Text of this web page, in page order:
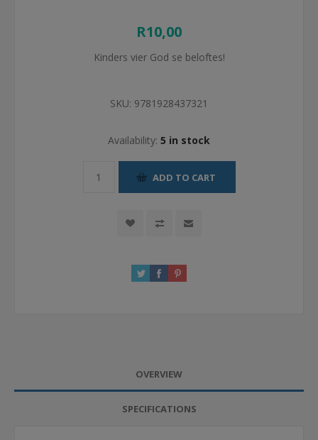
R10,00
Kinders vier God se beloftes!
SKU: 9781928437321
Availability: 5 in stock
ADD TO CART
OVERVIEW
SPECIFICATIONS